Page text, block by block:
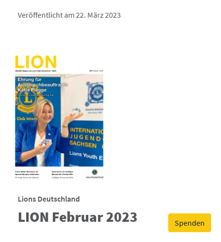
Spenden
Veröffentlicht am 22. März 2023
Lions Deutschland
LION Februar 2023